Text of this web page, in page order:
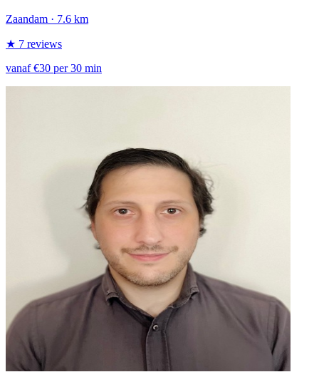
Zaandam · 7.6 km
★ 7 reviews
vanaf €30 per 30 min